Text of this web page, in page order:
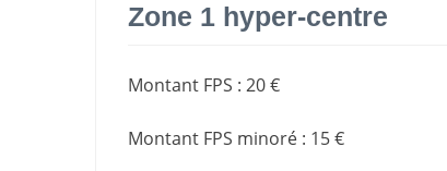
Zone 1 hyper-centre
Montant FPS : 20 €
Montant FPS minoré : 15 €